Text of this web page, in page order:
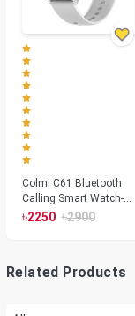
Colmi C61 Bluetooth
Calling Smart Watch-
Silver Color
৳2250 ৳2900
Related Products